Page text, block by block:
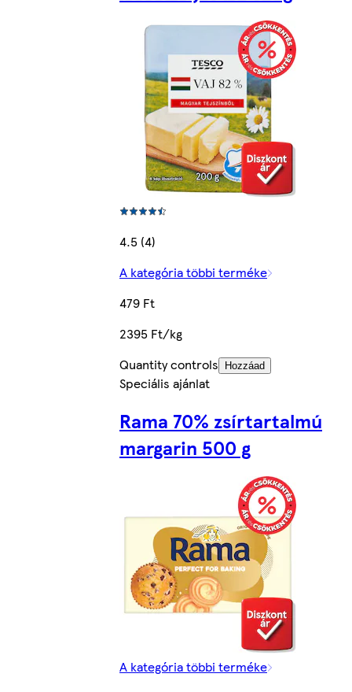
4.5 (4)
A kategória többi terméke
479 Ft
2395 Ft/kg
Quantity controls
Hozzáad
Speciális ajánlat
Rama 70% zsírtartalmú
margarin 500 g
A kategória többi terméke